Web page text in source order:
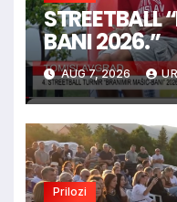
BANI 2026.”
AUG 7, 2026
Prilozi